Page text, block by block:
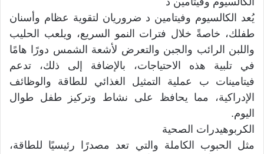
يُعد الكالسيوم وفيتامين د ضروريان لتقوية عظام وأسنان
طفلك، خاصةً خلال فترات النمو السريع، ويلعب الحليب
واللبن الرائب والجبن والتعرض لأشعة الشمس دورًا هامًا
في تلبية هذه الاحتياجات، بالإضافة إلى ذلك، تدعم
فيتامينات ب عملية التمثيل الغذائي للطاقة والوظائف
الإدراكية، مما يحافظ على نشاط وتركيز طفل طوال
اليوم.
الكربوهيدرات الصحية
مثل الحبوب الكاملة والتي تعد مصدرًا رئيسيًا للطاقة،